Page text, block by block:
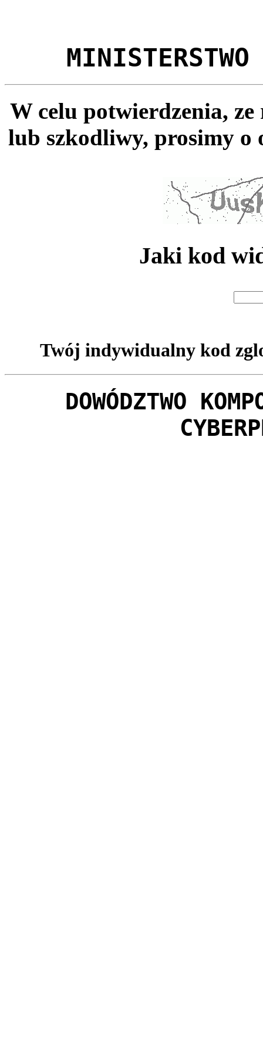
MINISTERSTWO
W celu potwierdzenia,
lub szkodliwy, prosimy o
Jaki kod
Twój indywidualny kod
DOWÓDZTWO